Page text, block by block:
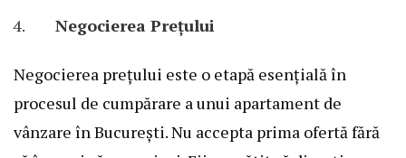
Negocierea Prețului
Negocierea prețului este o etapă esențială în
procesul de cumpărare a unui apartament de
vânzare în București. Nu accepta prima ofertă fără